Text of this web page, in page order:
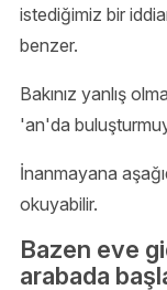
istediğimiz bir
benzer.
Bakınız yanlış
'an'da
İnanmayana
okuyabilir.
Bazen eve
arabada